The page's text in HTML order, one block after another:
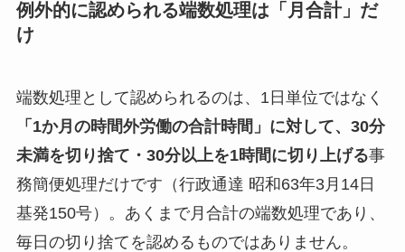
例外的に認められる端数処理は「月合計」だ
け
端数処理として認められるのは、1日単位ではなく
「1か月の時間外労働の合計時間」に対して、30分
未満を切り捨て・30分以上を1時間に切り上げる事
務簡便処理だけです（行政通達 昭和63年3月14日
基発150号）。あくまで月合計の端数処理であり、
毎日の切り捨てを認めるものではありません。